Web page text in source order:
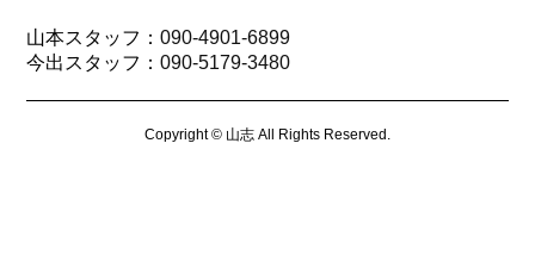
山本スタッフ：090-4901-6899
今出スタッフ：090-5179-3480
Copyright © 山志 All Rights Reserved.